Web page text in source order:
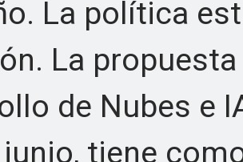
La política
La propuesta
de Nubes e
junio, tiene